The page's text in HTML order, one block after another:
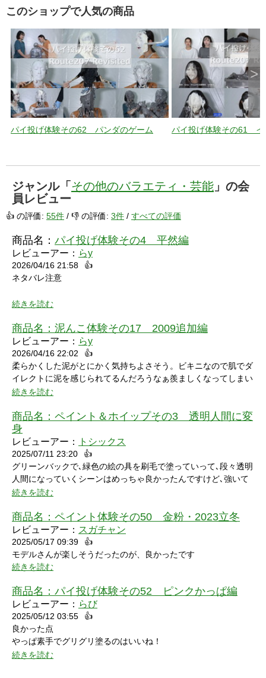
このショップで人気の商品
パイ投げ体験その62 パンダのゲーム パイ投げ体験その61 イ
>
ジャンル「 その他のバラエティ・芸能 」の会
員レビュー
👍 の評価: 55件 / 👎 の評価: 3件 / すべての評価
商品名： パイ投げ体験その4 平然編
レビューアー： らy
2026/04/16 21:58
👍
ネタバレ注意
シャワーシーンで「お腹にぶつけられたら声出ちゃうだろうな」
と思っていたところにパイをちょうどぶつけられ「予想が当たっ
たw」と笑ってしまいました。リアクションもクールな見た目に
い悔しさを滲ませながら罰ゲームを受けている姿にドキドキして
しまいました。
続きを読む
商品名： 泥んこ体験その17 2009追加編
レビューアー： らy
2026/04/16 22:02
👍
柔らかくした泥がとにかく気持ちよさそう。ビキニなので肌でダ
イレクトに泥を感じられてるんだろうなぁ羨ましくなってしまい
ました。
続きを読む
商品名： ペイント＆ホイップその3 透明人間に変
身
レビューアー： トシックス
2025/07/11 23:20
👍
グリーンバックで､緑色の絵の具を刷毛で塗っていって､段々透明
人間になっていくシーンはめっちゃ良かったんですけど､強いて
言うなら､上半身だけで無くて､全身も透明になる所も見てみたい
続きを読む
商品名： ペイント体験その50 金粉・2023立冬
レビューアー： スガチャン
2025/05/17 09:39
👍
モデルさんが楽しそうだったのが、良かったです
続きを読む
商品名： パイ投げ体験その52 ピンクかっぱ編
レビューアー： らび
2025/05/12 03:55
👍
良かった点
やっぱ素手でグリグリ塗るのはいいね！
特に21分の途中からとてもいい感じ！
続きを読む